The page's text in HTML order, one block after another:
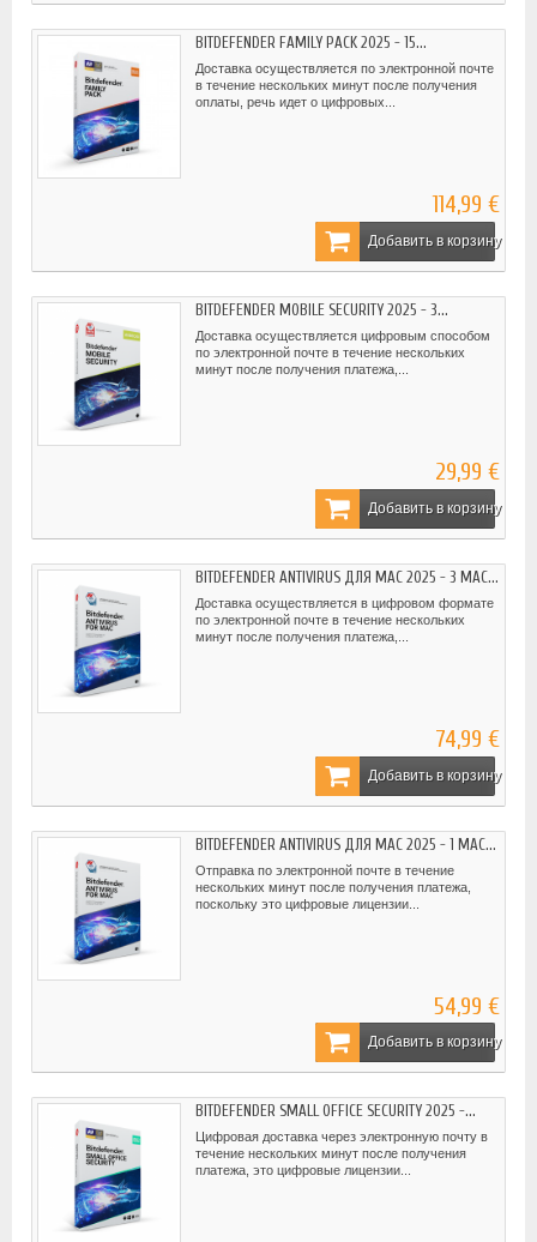
BITDEFENDER FAMILY PACK 2025 - 15...
Доставка осуществляется по электронной почте
в течение нескольких минут после получения
оплаты, речь идет о цифровых...
114,99 €
Добавить в корзину
BITDEFENDER MOBILE SECURITY 2025 - 3...
Доставка осуществляется цифровым способом
по электронной почте в течение нескольких
минут после получения платежа,...
29,99 €
Добавить в корзину
BITDEFENDER ANTIVIRUS ДЛЯ MAC 2025 - 3 MAC...
Доставка осуществляется в цифровом формате
по электронной почте в течение нескольких
минут после получения платежа,...
74,99 €
Добавить в корзину
BITDEFENDER ANTIVIRUS ДЛЯ MAC 2025 - 1 MAC...
Отправка по электронной почте в течение
нескольких минут после получения платежа,
поскольку это цифровые лицензии...
54,99 €
Добавить в корзину
BITDEFENDER SMALL OFFICE SECURITY 2025 -...
Цифровая доставка через электронную почту в
течение нескольких минут после получения
платежа, это цифровые лицензии...